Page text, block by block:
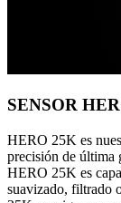
SENSOR
HERO 25K es
precisión de última
HERO 25K es
suavizado, filtrado